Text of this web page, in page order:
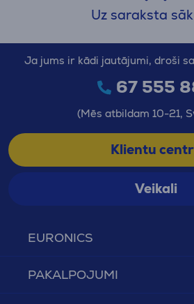
Uz saraksta
EURONICS
PAKALPOJUMI
Ja jums ir kādi jautājumi, droši
67 555
(Mēs atbildam 10-21,
Klientu
Veikali